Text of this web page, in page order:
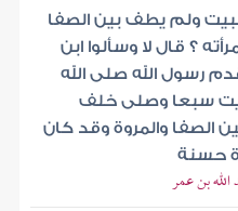
ولم يطف بين الصفا
؟ قال لا وسألوا ابن
رسول الله صلى الله
سبعا وصلى خلف
الصفا والمروة وقد كان
حسنة
بن عمر